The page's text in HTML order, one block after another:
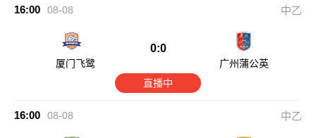
16:00 08-08 中乙
厦门飞鹭
0:0
广州蒲公英
直播中
16:00 08-08 中乙